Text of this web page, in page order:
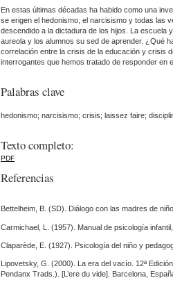
En estas últimas décadas ha habido como una
se erigen el hedonismo, el narcisismo y todas las
descendido a la dictadura de los hijos. La escuela
aureola y los alumnos su sed de aprender. ¿Qué
correlación entre la crisis de la educación y crisis
interrogantes que hemos tratado de responder en
Palabras clave
hedonismo; narcisismo; crisis; laissez faire;
Texto completo:
PDF
Referencias
Bettelheim, B. (SD). Diálogo con las madres de
Carmichael, L. (1957). Manual de psicología
Claparède, E. (1927). Psicología del niño y
Lipovetsky, G. (2000). La era del vacío. 12ª
Pendanx Trads.). [L’ere du vide]. Barcelona,